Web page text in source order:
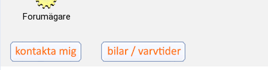
Forumägare